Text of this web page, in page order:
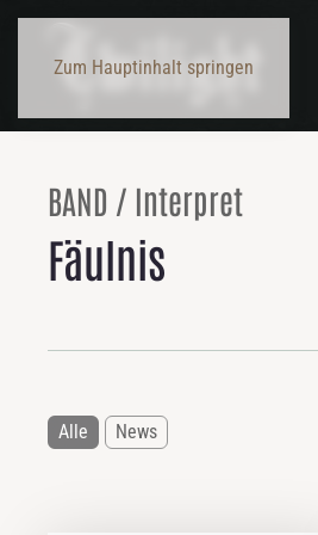
Zum Hauptinhalt springen
BAND / Interpret
Fäulnis
Alle News